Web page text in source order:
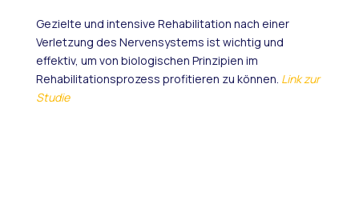
Gezielte und intensive Rehabilitation nach einer
Verletzung des Nervensystems ist wichtig und
effektiv, um von biologischen Prinzipien im
Rehabilitationsprozess profitieren zu können. Link zur
Studie